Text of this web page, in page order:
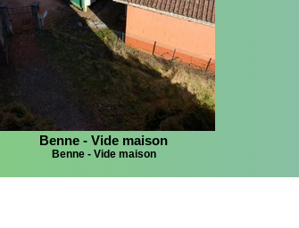
Benne - Vide maison
Benne - Vide maison